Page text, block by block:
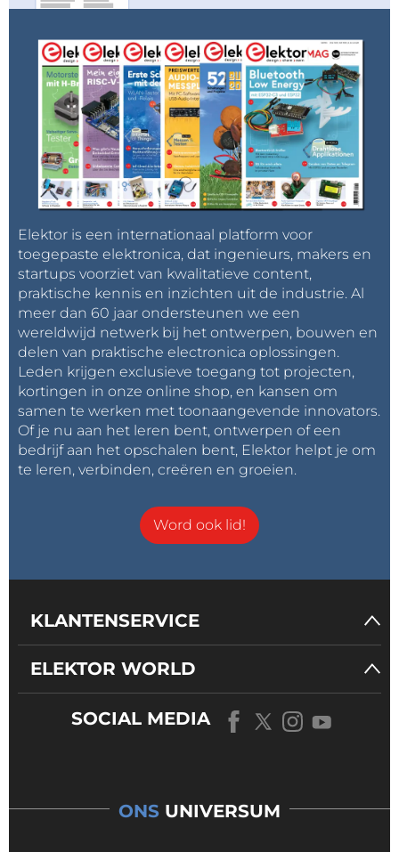
Elektor is een internationaal platform voor
toegepaste elektronica, dat ingenieurs, makers en
startups voorziet van kwalitatieve content,
praktische kennis en inzichten uit de industrie. Al
meer dan 60 jaar ondersteunen we een
wereldwijd netwerk bij het ontwerpen, bouwen en
delen van praktische electronica oplossingen.
Leden krijgen exclusieve toegang tot projecten,
kortingen in onze online shop, en kansen om
samen te werken met toonaangevende innovators.
Of je nu aan het leren bent, ontwerpen of een
bedrijf aan het opschalen bent, Elektor helpt je om
te leren, verbinden, creëren en groeien.
Word ook lid!
KLANTENSERVICE
ELEKTOR WORLD
SOCIAL MEDIA
ONS UNIVERSUM